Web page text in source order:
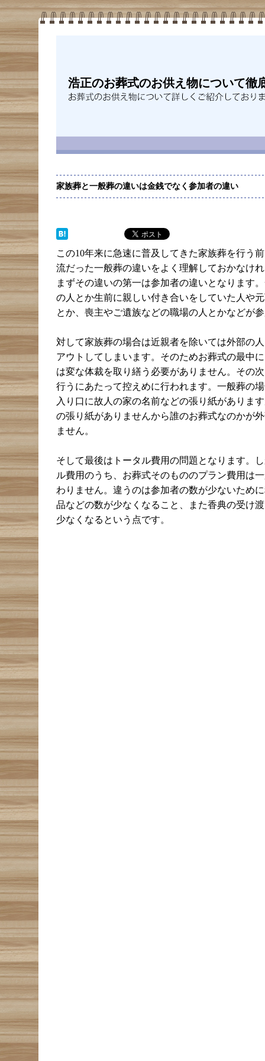
浩正のお葬式のお供え物について徹
家族葬と一般葬の違いは金銭でなく参加者の違い
この10年来に急速に普及してきた家族葬を行う
流だった一般葬の違いをよく理解しておかなけ
まずその違いの第一は参加者の違いとなります
の人とか生前に親しい付き合いをしていた人や
とか、喪主やご遺族などの職場の人とかなどが
対して家族葬の場合は近親者を除いては外部の
アウトしてしまいます。そのためお葬式の最中
は変な体裁を取り繕う必要がありません。その
行うにあたって控えめに行われます。一般葬の
入り口に故人の家の名前などの張り紙がありま
の張り紙がありませんから誰のお葬式なのかが
ません。
そして最後はトータル費用の問題となります。
ル費用のうち、お葬式そのもののプラン費用は
わりません。違うのは参加者の数が少ないため
品などの数が少なくなること、また香典の受け
少なくなるという点です。